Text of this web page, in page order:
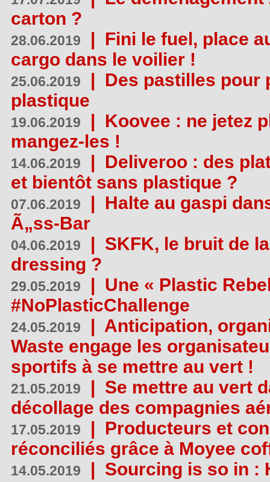
carton ?
28.06.2019 | Fini le fuel, place
cargo dans le voilier !
25.06.2019 | Des pastilles pour
plastique
19.06.2019 | Koovee : ne jetez
mangez-les !
14.06.2019 | Deliveroo : des
et bientôt sans plastique ?
07.06.2019 | Halte au gaspi
Ã„ss-Bar
04.06.2019 | SKFK, le bruit de
dressing ?
29.05.2019 | Une « Plastic
#NoPlasticChallenge
24.05.2019 | Anticipation,
Waste engage les
sportifs à se mettre au vert !
21.05.2019 | Se mettre au vert
décollage des compagnies
17.05.2019 | Producteurs et
réconciliés grâce à Moyee
14.05.2019 | Sourcing is so in :